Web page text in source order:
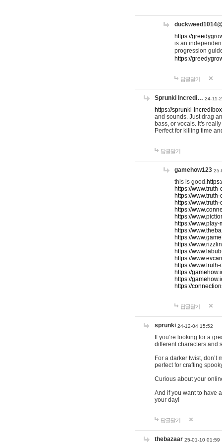
https://
is an
progression
https://
답글달기
Sprunki Incredi… 24-11-
https://sprunki-
and sounds. Just drag
bass, or vocals. It's
Perfect for killing time
답글달기
gamehow123 25-
this is good.
https://
https://
https://
https://
https://
https://
https://
https://
https://
https://
https://
https://
https://
https://
https://
답글달기
sprunki 24-12-04 15:52
If you’re looking for a
different characters and
For a darker twist, don’t
perfect for crafting
Curious about your
And if you want to have
your day!
답글달기
thebazaar 25-01-10 01:59